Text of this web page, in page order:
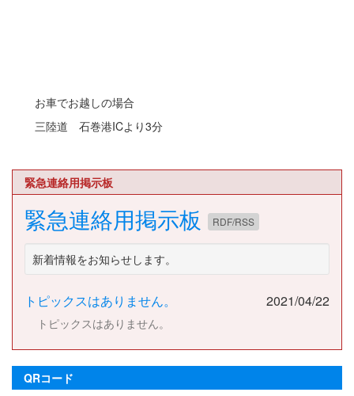
お車でお越しの場合
三陸道 石巻港ICより3分
緊急連絡用掲示板
緊急連絡用掲示板 RDF/RSS
新着情報をお知らせします。
トピックスはありません。 2021/04/22
トピックスはありません。
QRコード